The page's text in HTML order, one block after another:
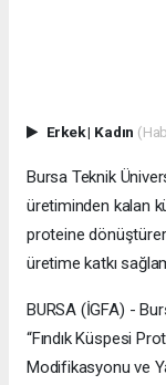
Erkek| Kadın
Bursa Teknik
üretiminden kalan
proteine
üretime katkı
BURSA (İGFA) -
“Fındık Küspesi
Modifikasyonu ve